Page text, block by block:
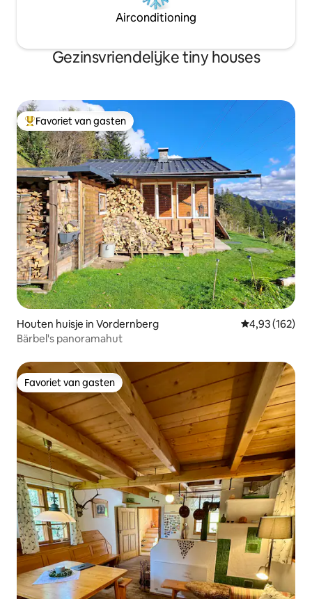
Airconditioning
Gezinsvriendelijke tiny houses
Topfavoriet van gasten
Favoriet van gasten
Houten huisje in Vordernberg Gemiddelde
4,93 (162)
Bärbel's panoramahut
Favoriet van gasten
Favoriet van gasten